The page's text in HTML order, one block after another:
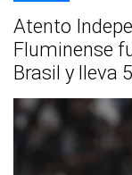
Atento
Fluminense
Brasil y lleva